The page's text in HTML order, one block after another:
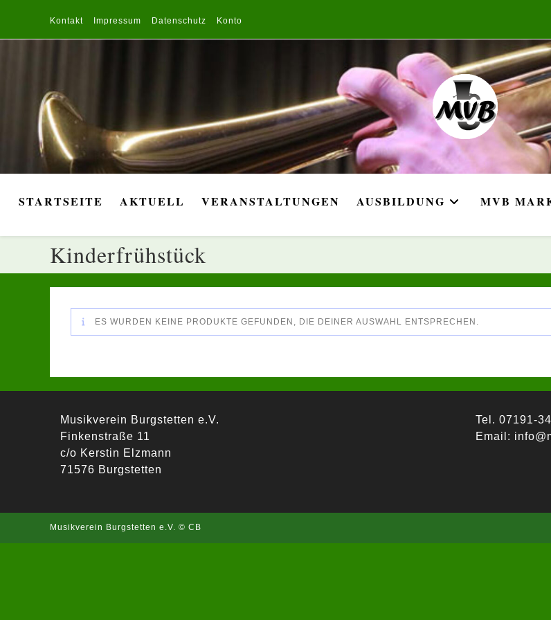
Kontakt Impressum Datenschutz Konto
STARTSEITE AKTUELL VERANSTALTUNGEN AUSBILDUNG MVB
Kinderfrühstück
ES WURDEN KEINE PRODUKTE GEFUNDEN, DIE DEINER AUSWAHL ENTSPRECHEN.
Musikverein Burgstetten e.V.
Finkenstraße 11
c/o Kerstin Elzmann
71576 Burgstetten
Tel. 07191-
Email:
Musikverein Burgstetten e.V. © CB